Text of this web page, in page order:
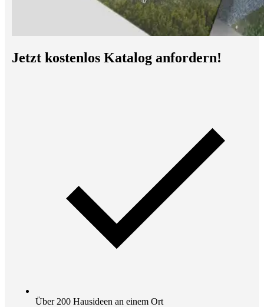
Jetzt kostenlos Katalog anfordern!
Über 200 Hausideen an einem Ort